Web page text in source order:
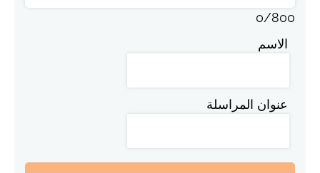
0/800
الاسم
عنوان المراسلة